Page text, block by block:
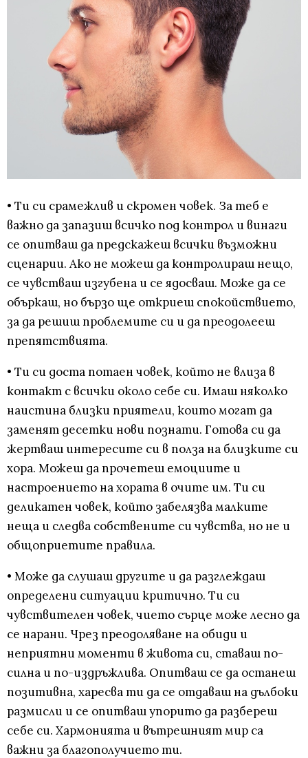
• Ти си срамежлив и скромен човек. За теб е
важно да запазиш всичко под контрол и винаги
се опитваш да предскажеш всички възможни
сценарии. Ако не можеш да контролираш нещо,
се чувстваш изгубена и се ядосваш. Може да се
объркаш, но бързо ще откриеш спокойствието,
за да решиш проблемите си и да преодолееш
препятствията.
• Ти си доста потаен човек, който не влиза в
контакт с всички около себе си. Имаш няколко
наистина близки приятели, които могат да
заменят десетки нови познати. Готова си да
жертваш интересите си в полза на близките си
хора. Можеш да прочетеш емоциите и
настроението на хората в очите им. Ти си
деликатен човек, който забелязва малките
неща и следва собствените си чувства, но не и
общоприетите правила.
• Може да слушаш другите и да разглеждаш
определени ситуации критично. Ти си
чувствителен човек, чието сърце може лесно да
се нарани. Чрез преодоляване на обиди и
неприятни моменти в живота си, ставаш по-
силна и по-издръжлива. Опитваш се да останеш
позитивна, харесва ти да се отдаваш на дълбоки
размисли и се опитваш упорито да разбереш
себе си. Хармонията и вътрешният мир са
важни за благополучието ти.